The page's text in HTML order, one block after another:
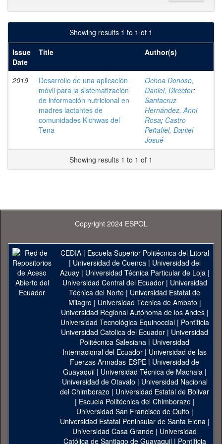
Showing results 1 to 1 of 1
Issue
Date
Title Author(s)
2019
Desarrollo de una aplicación
móvil para la sistematización
de información nutricional en
madres lactantes de
comunidades Kichwas del
Tena
Ochoa Donoso,
Daniel, Director;
Santacruz
Hernández, Anni
Rosa; Castro
Peñafiel, Daniel
Josué
Showing results 1 to 1 of 1
Copyright 2024 ESPOL
CEDIA| Escuela Superior Politécnica del Litoral
| Universidad de Cuenca| Universidad del
Azuay| Universidad Técnica Particular de Loja|
Universidad Central del Ecuador| Universidad
Técnica del Norte | Universidad Estatal de
Milagro | Universidad Técnica de Ambato |
Universidad Regional Autónoma de los Andes|
Universidad Tecnológica Equinoccial| Pontificia
Universidad Catolica del Ecuador | Universidad
Politécnica Salesiana | Universidad
Internacional del Ecuador | Universidad de las
Fuerzas Armadas-ESPE | Universidad de
Guayaquil| Universidad Técnica de Machala|
Universidad de Otavalo | Universidad Nacional
del Chimborazo | Universidad Estatal de Bolivar
| Escuela Politécnica del Chimborazo |
Universidad San Francisco de Quito |
Universidad Estatal Peninsular de Santa Elena|
Universidad Casa Grande | Universidad
Católica de Santiago de Guayaquil| Pontificia